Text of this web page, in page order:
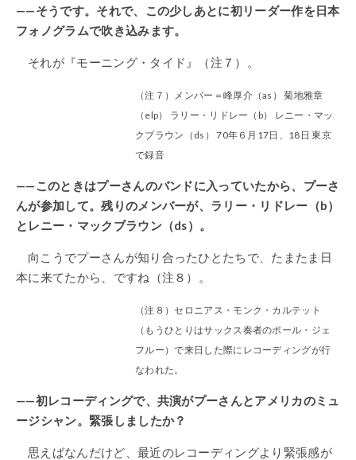
——そうです。それで、この少しあとに初リーダー作を日本
フォノグラムで吹き込みます。
それが『モーニング・タイド』（注７）。
（注７）メンバー＝峰厚介（as） 菊地雅章
（elp） ラリー・リドレー（b） レニー・マッ
クブラウン（ds） 70年６月17日、18日 東京
で録音
——このときはプーさんのバンドに入っていたから、プーさ
んが参加して。残りのメンバーが、ラリー・リドレー（b）
とレニー・マックブラウン（ds）。
向こうでプーさんが知り合ったひとたちで、たまたま日
本に来てたから、ですね（注８）。
（注８）セロニアス・モンク・カルテット
（もうひとりはサックス奏者のポール・ジェ
フルー）で来日した際にレコーディングが行
なわれた。
——初レコーディングで、共演がプーさんとアメリカのミュ
ージシャン。緊張しましたか？
思えばなんだけど、最近のレコーディングより緊張感が